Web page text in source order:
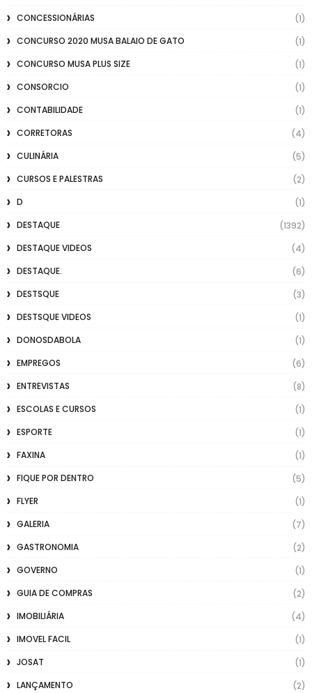
CONCESSIONÁRIAS
(1)
CONCURSO 2020 MUSA BALAIO DE GATO
(1)
CONCURSO MUSA PLUS SIZE
(1)
CONSORCIO
(1)
CONTABILIDADE
(1)
CORRETORAS
(4)
CULINÁRIA
(5)
CURSOS E PALESTRAS
(2)
D
(1)
DESTAQUE
(1392)
DESTAQUE VIDEOS
(4)
DESTAQUE.
(6)
DESTSQUE
(3)
DESTSQUE VIDEOS
(1)
DONOSDABOLA
(1)
EMPREGOS
(6)
ENTREVISTAS
(8)
ESCOLAS E CURSOS
(1)
ESPORTE
(1)
FAXINA
(1)
FIQUE POR DENTRO
(5)
FLYER
(1)
GALERIA
(7)
GASTRONOMIA
(2)
GOVERNO
(1)
GUIA DE COMPRAS
(2)
IMOBILIÁRIA
(4)
IMOVEL FACIL
(1)
JOSAT
(1)
LANÇAMENTO
(2)